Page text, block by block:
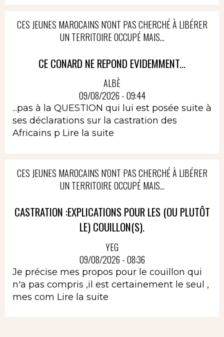
CES JEUNES MAROCAINS N'ONT PAS CHERCHÉ À LIBÉRER
UN TERRITOIRE OCCUPÉ MAIS...
CE CONARD NE REPOND EVIDEMMENT...
ALBÈ
09/08/2026 - 09:44
...pas à la QUESTION qui lui est posée suite à
ses déclarations sur la castration des
Africains p Lire la suite
CES JEUNES MAROCAINS N'ONT PAS CHERCHÉ À LIBÉRER
UN TERRITOIRE OCCUPÉ MAIS...
CASTRATION :EXPLICATIONS POUR LES (OU PLUTÔT
LE) COUILLON(S).
YEG
09/08/2026 - 08:36
Je précise mes propos pour le couillon qui
n'a pas compris ,il est certainement le seul ,
mes com Lire la suite